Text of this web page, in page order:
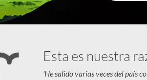
Esta es nuestra
'He salido varias veces del país